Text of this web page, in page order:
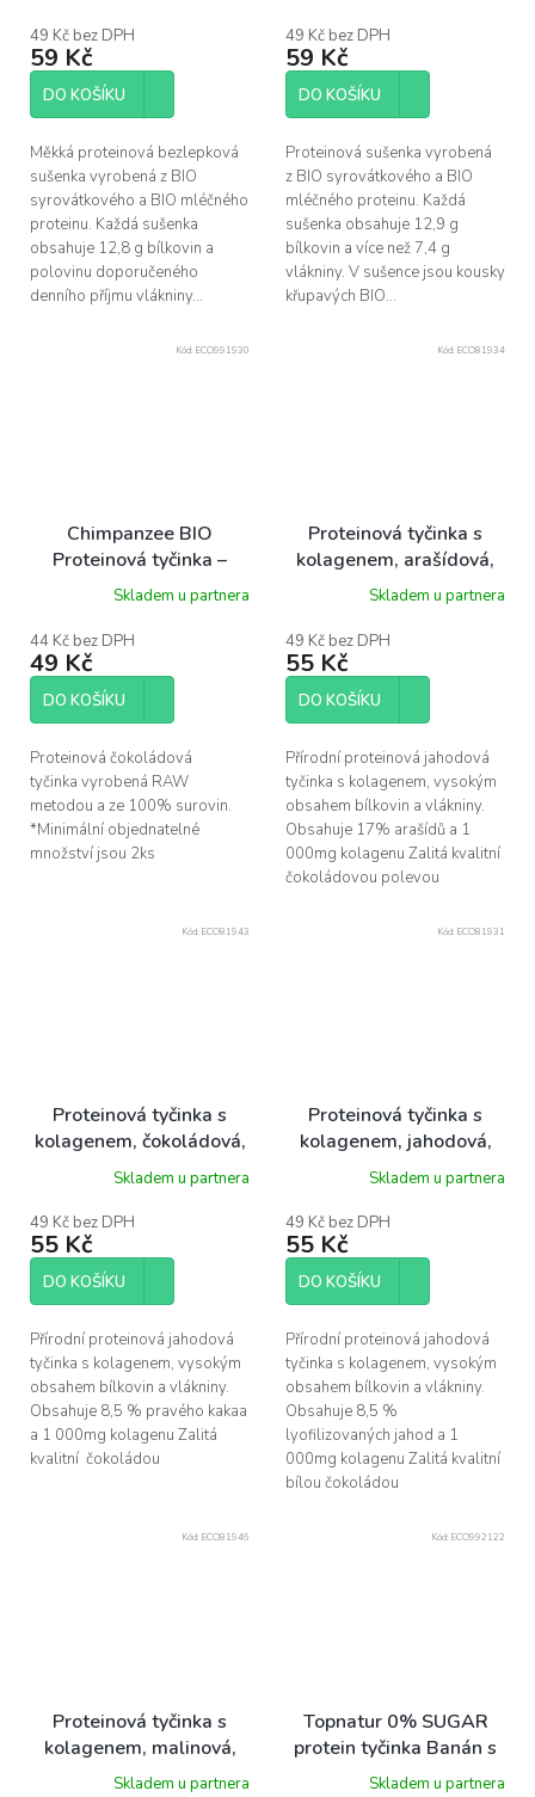
49 Kč bez DPH
59 Kč
DO KOŠÍKU
Měkká proteinová bezlepková
sušenka vyrobená z BIO
syrovátkového a BIO mléčného
proteinu. Každá sušenka
obsahuje 12,8 g bílkovin a
polovinu doporučeného
denního příjmu vlákniny...
49 Kč bez DPH
59 Kč
DO KOŠÍKU
Proteinová sušenka vyrobená
z BIO syrovátkového a BIO
mléčného proteinu. Každá
sušenka obsahuje 12,9 g
bílkovin a více než 7,4 g
vlákniny. V sušence jsou kousky
křupavých BIO...
Chimpanzee BIO
Proteinová tyčinka –
čokoláda, 45 g
Skladem u partnera
44 Kč bez DPH
49 Kč
DO KOŠÍKU
Proteinová čokoládová
tyčinka vyrobená RAW
metodou a ze 100% surovin.
*Minimální objednatelné
množství jsou 2ks
Kód: ECO991930
Proteinová tyčinka s
kolagenem, arašídová,
50g
Skladem u partnera
49 Kč bez DPH
55 Kč
DO KOŠÍKU
Přírodní proteinová jahodová
tyčinka s kolagenem, vysokým
obsahem bílkovin a vlákniny.
Obsahuje 17% arašídů a 1
000mg kolagenu Zalitá kvalitní
čokoládovou polevou
Kód: ECO81934
Proteinová tyčinka s
kolagenem, čokoládová,
50g
Skladem u partnera
49 Kč bez DPH
55 Kč
DO KOŠÍKU
Přírodní proteinová jahodová
tyčinka s kolagenem, vysokým
obsahem bílkovin a vlákniny.
Obsahuje 8,5 % pravého kakaa
a 1 000mg kolagenu Zalitá
kvalitní čokoládou
Kód: ECO81943
Proteinová tyčinka s
kolagenem, jahodová,
50g
Skladem u partnera
49 Kč bez DPH
55 Kč
DO KOŠÍKU
Přírodní proteinová jahodová
tyčinka s kolagenem, vysokým
obsahem bílkovin a vlákniny.
Obsahuje 8,5 %
lyofilizovaných jahod a 1
000mg kolagenu Zalitá kvalitní
bílou čokoládou
Kód: ECO81931
Proteinová tyčinka s
kolagenem, malinová,
50g
Skladem u partnera
Kód: ECO81946
Topnatur 0% SUGAR
protein tyčinka Banán s
jahodovým krémem, 40
Skladem u partnera
Kód: ECO992122